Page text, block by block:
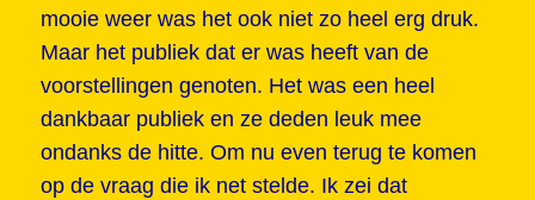
mooie weer was het ook niet zo heel erg druk.
Maar het publiek dat er was heeft van de
voorstellingen genoten. Het was een heel
dankbaar publiek en ze deden leuk mee
ondanks de hitte. Om nu even terug te komen
op de vraag die ik net stelde. Ik zei dat